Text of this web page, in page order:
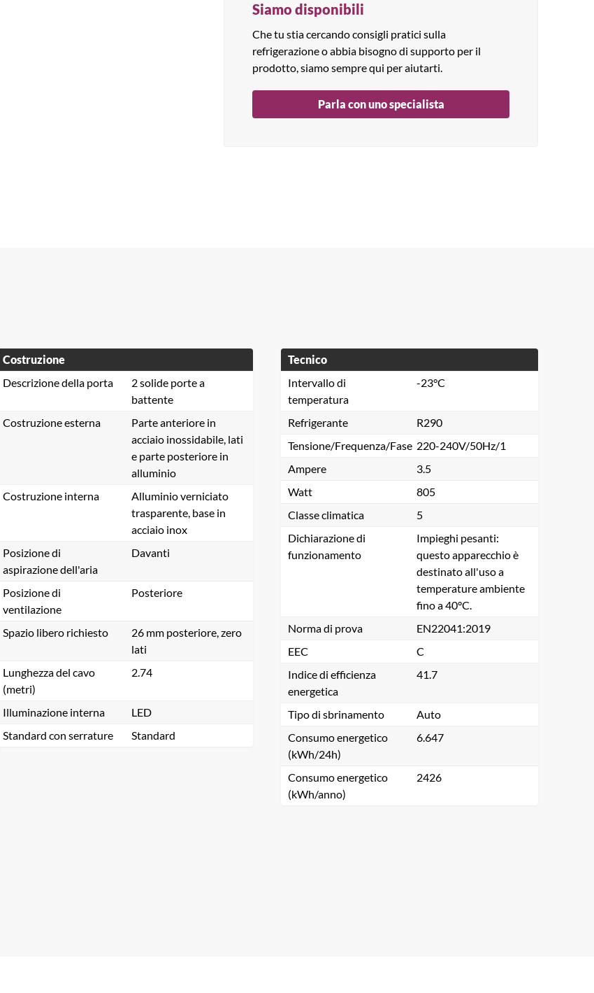
Siamo disponibili
Che tu stia cercando consigli pratici sulla
refrigerazione o abbia bisogno di supporto per il
prodotto, siamo sempre qui per aiutarti.
Parla con uno specialista
Costruzione
Descrizione della porta
2 solide porte a
battente
Costruzione esterna
Parte anteriore in
acciaio inossidabile, lati
e parte posteriore in
alluminio
Costruzione interna
Alluminio verniciato
trasparente, base in
acciaio inox
Posizione di
aspirazione dell'aria
Davanti
Posizione di
ventilazione
Posteriore
Spazio libero richiesto
26 mm posteriore, zero
lati
Lunghezza del cavo
(metri)
2.74
Illuminazione interna
LED
Standard con serrature
Standard
Tecnico
Intervallo di
temperatura
-23°C
Refrigerante
R290
Tensione/Frequenza/Fase 220-240V/50Hz/1
Ampere
3.5
Watt
805
Classe climatica
5
Dichiarazione di
funzionamento
Impieghi pesanti:
questo apparecchio è
destinato all'uso a
temperature ambiente
fino a 40°C.
Norma di prova
EN22041:2019
EEC
C
Indice di efficienza
energetica
41.7
Tipo di sbrinamento
Auto
Consumo energetico
(kWh/24h)
6.647
Consumo energetico
(kWh/anno)
2426